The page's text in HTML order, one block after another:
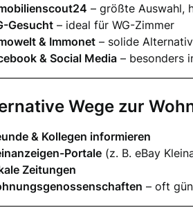
– größte Auswahl,
Gesucht – ideal für WG-Zimmer
& Immonet – solide
& Social Media – besonders
Wege zur
& Kollegen informieren
Portale (z. B. eBay
Zeitungen
– oft